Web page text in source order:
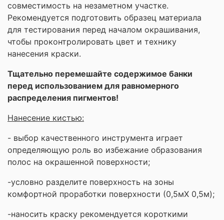
совместимость на незаметном участке.
Рекомендуется подготовить образец материала
для тестирования перед началом окрашивания,
чтобы проконтролировать цвет и технику
нанесения краски.
Тщательно перемешайте содержимое банки
перед использованием для равномерного
распределения пигментов!
Нанесение кистью:
- выбор качественного инструмента играет
определяющую роль во избежание образования
полос на окрашенной поверхности;
-условно разделите поверхность на зоны
комфортной проработки поверхности (0,5мХ 0,5м);
-наносить краску рекомендуется короткими